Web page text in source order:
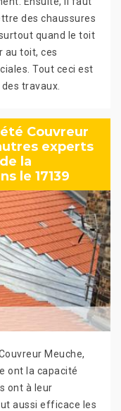
des chaussures
quand le toit
au toit, ces
Tout ceci est
travaux.
Couvreur
experts
la
le 17139
Meuche,
ont la capacité
ont à leur
aussi efficace les